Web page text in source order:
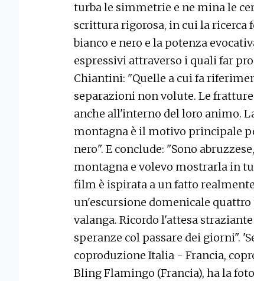
turba le simmetrie e ne mina le
scrittura rigorosa, in cui la ricerca
bianco e nero e la potenza
espressivi attraverso i quali far
Chiantini: "Quelle a cui fa
separazioni non volute. Le
anche all'interno del loro animo.
montagna è il motivo principale
nero". E conclude: "Sono
montagna e volevo mostrarla in
film è ispirata a un fatto
un'escursione domenicale
valanga. Ricordo l'attesa
speranze col passare dei giorni".
coproduzione Italia - Francia,
Bling Flamingo (Francia), ha la